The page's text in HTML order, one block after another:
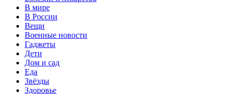
В мире
В России
Вещи
Военные новости
Гаджеты
Дети
Дом и сад
Еда
Звёзды
Здоровье